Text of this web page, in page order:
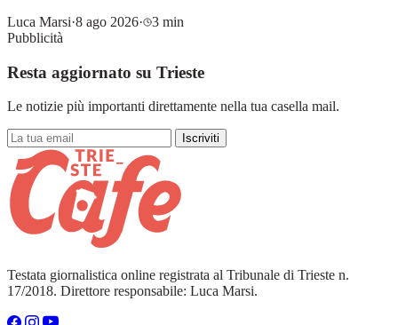
Luca Marsi·8 ago 2026·
3 min
Pubblicità
Resta aggiornato su Trieste
Le notizie più importanti direttamente nella tua casella mail.
Iscriviti
Testata giornalistica online registrata al Tribunale di Trieste n.
17/2018. Direttore responsabile: Luca Marsi.